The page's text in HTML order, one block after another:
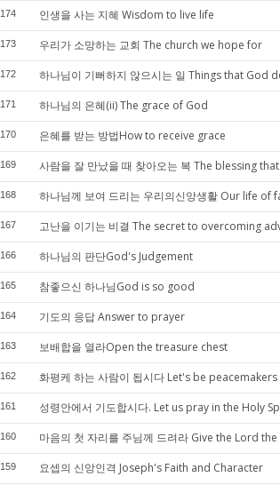
174 인생을 사는 지혜 Wisdom to live life
173 우리가 소망하는 교회 The church we hope for
172 하나님이 기뻐하지 않으시는 일 Things that God
171 하나님의 은혜(ii) The grace of God
170 은혜를 받는 방법How to receive grace
169 사람을 잘 만났을 때 찾아오는 복 The blessing
168 하나님께 보여 드리는 우리의신앙생활 Our life of
167 고난을 이기는 비결 The secret to overcoming
166 하나님의 판단God's Judgement
165 참좋으신 하나님God is so good
164 기도의 응답 Answer to prayer
163 보배합을 열라Open the treasure chest
162 화평케 하는 사람이 됩시다 Let's be peacemakers
161 성령안에서 기도합시다. Let us pray in the Holy
160 마음의 첫 자리를 주님께 드려라 Give the Lord
159 요셉의 신앙인격 Joseph's Faith and Character